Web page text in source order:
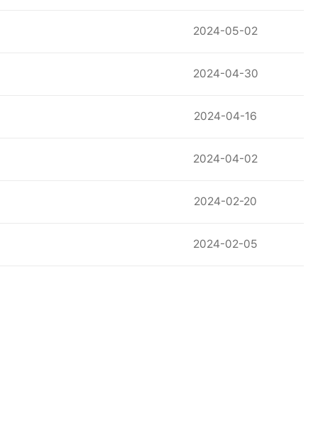
2024-05-02
2024-04-30
2024-04-16
2024-04-02
2024-02-20
2024-02-05